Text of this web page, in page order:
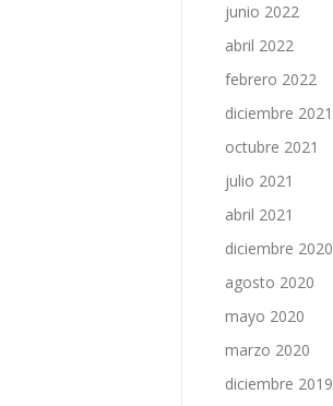
junio 2022
abril 2022
febrero 2022
diciembre 2021
octubre 2021
julio 2021
abril 2021
diciembre 2020
agosto 2020
mayo 2020
marzo 2020
diciembre 2019